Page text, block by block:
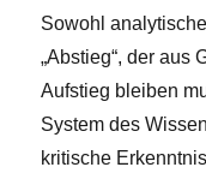
Sowohl
„Abstieg“, der aus
Aufstieg bleiben
System des
kritische